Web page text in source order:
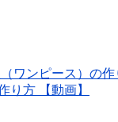
ワンピース）の作
り方 【動画】